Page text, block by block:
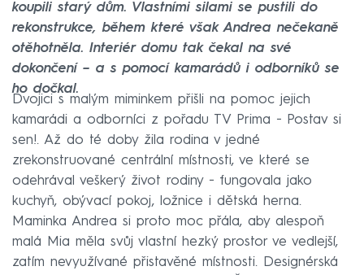
koupili starý dům. Vlastními silami se pustili do
rekonstrukce, během které však Andrea nečekaně
otěhotněla. Interiér domu tak čekal na své
dokončení – a s pomocí kamarádů i odborníků se
ho dočkal.
Dvojici s malým miminkem přišli na pomoc jejich
kamarádi a odborníci z pořadu TV Prima − Postav si
sen!. Až do té doby žila rodina v jedné
zrekonstruované centrální místnosti, ve které se
odehrával veškerý život rodiny − fungovala jako
kuchyň, obývací pokoj, ložnice i dětská herna.
Maminka Andrea si proto moc přála, aby alespoň
malá Mia měla svůj vlastní hezký prostor ve vedlejší,
zatím nevyužívané přistavěné místnosti. Designérská